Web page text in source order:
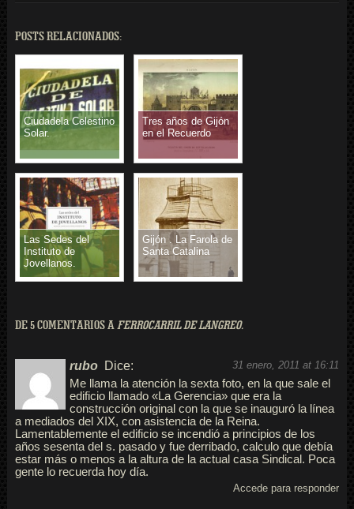
POSTS RELACIONADOS:
Ciudadela Celestino
Solar.
Tres años de Gijón
en el Recuerdo
Las Sedes del
Instituto de
Jovellanos.
Gijón . La Farola de
Santa Catalina
DE 5 COMENTARIOS A FERROCARRIL DE LANGREO.
31 enero, 2011 at 16:11
rubo Dice:
Me llama la atención la sexta foto, en la que sale el
edificio llamado «La Gerencia» que era la
construcción original con la que se inauguró la línea
a mediados del XIX, con asistencia de la Reina.
Lamentablemente el edificio se incendió a principios de los
años sesenta del s. pasado y fue derribado, calculo que debía
estar más o menos a la altura de la actual casa Sindical. Poca
gente lo recuerda hoy día.
Accede para responder